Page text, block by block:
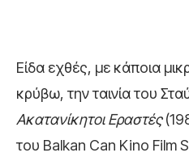
Είδα εχθές, με κάποια
κρύβω, την ταινία του
Ακατανίκητοι Εραστές
του Balkan Can Kino Film